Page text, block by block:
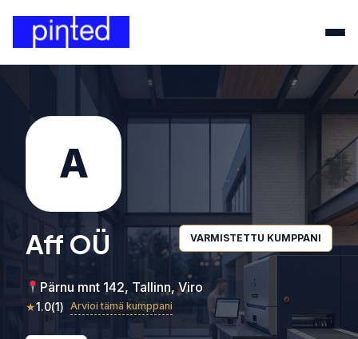
A
Aff OÜ VARMISTETTU KUMPPANI
Pärnu mnt 142, Tallinn, Viro
★1.0(1) Arvioi tämä kumppani